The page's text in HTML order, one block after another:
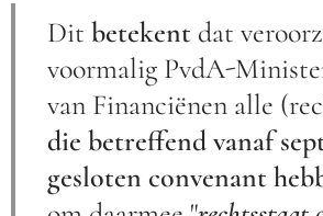
Dit betekent dat
voormalig PvdA-
van Financiënen alle
die betreffend vanaf
gesloten convenant